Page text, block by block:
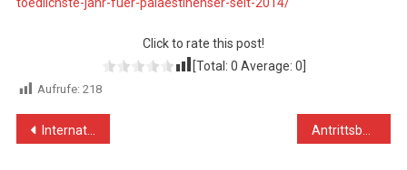
toedlichste-jahr-fuer-palaestinenser-seit-2014/
Click to rate this post!
[Total: 0 Average: 0
Aufrufe: 218
Beitragsnavigation
Internationale Spannungen eskalieren Antrittsbesuch der neuen deutschen Außenministerin in Washington: Schamlos unwürdig